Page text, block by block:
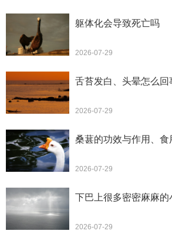
躯体化会导致死亡吗
2026-07-29
舌苔发白、头晕怎么
2026-07-29
桑葚的功效与作用、
2026-07-29
下巴上很多密密麻麻
2026-07-29